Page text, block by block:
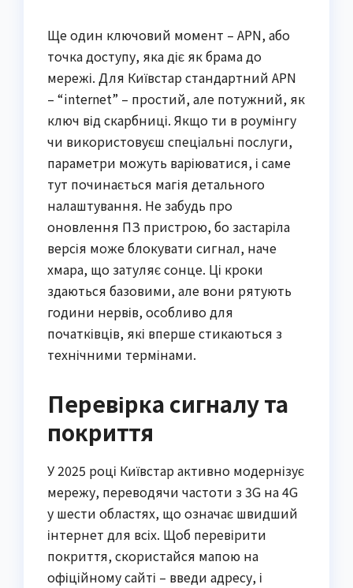
Ще один ключовий момент – APN, або
точка доступу, яка діє як брама до
мережі. Для Київстар стандартний APN
– “internet” – простий, але потужний, як
ключ від скарбниці. Якщо ти в роумінгу
чи використовуєш спеціальні послуги,
параметри можуть варіюватися, і саме
тут починається магія детального
налаштування. Не забудь про
оновлення ПЗ пристрою, бо застаріла
версія може блокувати сигнал, наче
хмара, що затуляє сонце. Ці кроки
здаються базовими, але вони рятують
години нервів, особливо для
початківців, які вперше стикаються з
технічними термінами.
Перевірка сигналу та
покриття
У 2025 році Київстар активно модернізує
мережу, переводячи частоти з 3G на 4G
у шести областях, що означає швидший
інтернет для всіх. Щоб перевірити
покриття, скористайся мапою на
офіційному сайті – введи адресу, і